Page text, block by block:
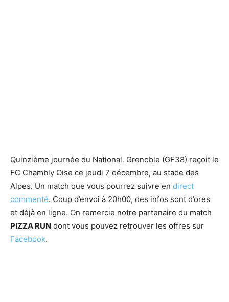
Quinzième journée du National. Grenoble (GF38) reçoit le
FC Chambly Oise ce jeudi 7 décembre, au stade des
Alpes. Un match que vous pourrez suivre en direct
commenté. Coup d’envoi à 20h00, des infos sont d’ores
et déjà en ligne. On remercie notre partenaire du match
PIZZA RUN dont vous pouvez retrouver les offres sur
Facebook.